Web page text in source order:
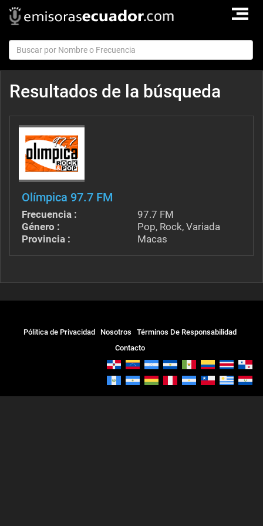
TOGGLE
Resultados de la búsqueda
Olímpica 97.7 FM
Frecuencia :
97.7 FM
Género :
Pop, Rock, Variada
Provincia :
Macas
Pólitica de Privacidad Nosotros
Términos De Responsabilidad
Contacto